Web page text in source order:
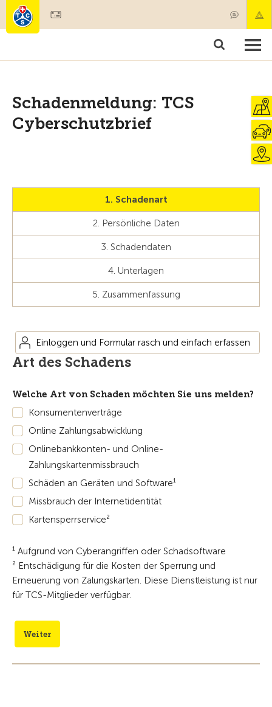
Mitgliedschaft & Leistungen
Schadenmeldung: TCS
Cyberschutzbrief
1. Schadenart
2. Persönliche Daten
3. Schadendaten
4. Unterlagen
5. Zusammenfassung
Einloggen und Formular rasch und einfach erfassen
Art des Schadens
Welche Art von Schaden möchten Sie uns melden?
Konsumentenverträge
Online Zahlungsabwicklung
Onlinebankkonten- und Online-
Zahlungskartenmissbrauch
Schäden an Geräten und Software¹
Missbrauch der Internetidentität
Kartensperrservice²
¹ Aufgrund von Cyberangriffen oder Schadsoftware
² Entschädigung für die Kosten der Sperrung und
Erneuerung von Zalungskarten. Diese Dienstleistung ist nur
für TCS-Mitglieder verfügbar.
Weiter